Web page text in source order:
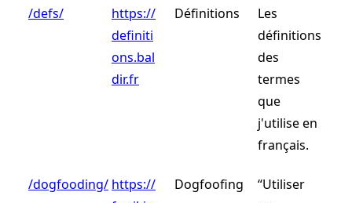
/defs/
https://
definiti
ons.bal
dir.fr
Définitions
Les
définitions
des
termes
que
j'utilise en
français.
/dogfooding/ https://
Dogfoofing
“Utiliser